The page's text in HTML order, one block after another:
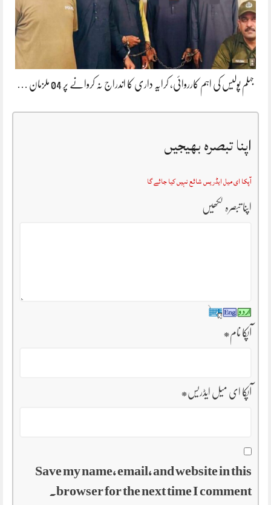
جہلم پولیس کی اہم کارروائی، کرایہ داری کا اندراج نہ کروانے پر 04 ملزمان …
اپنا تبصرہ بھیجیں
آپکا ای میل ایڈریس شائع نہیں کیا جائے گا
اپنا تبصرہ لکھیں
آپکا نام*
آپکا ای میل ایڈریس*
Save my name, email, and website in this
browser for the next time I comment.